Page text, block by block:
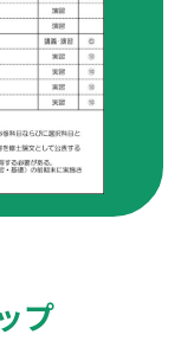
プ